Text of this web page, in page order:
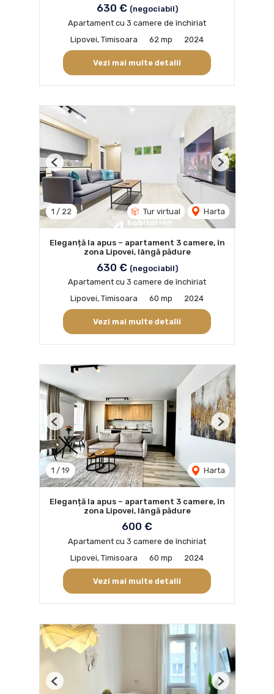
630 € (negociabil)
Apartament cu 3 camere de închiriat
Lipovei, Timisoara
62 mp 2024
Vezi mai multe detalii
1 / 22 Tur virtual Harta
Previous Next
Eleganță la apus – apartament 3 camere, în
zona Lipovei, lângă pădure
630 € (negociabil)
Apartament cu 3 camere de închiriat
Lipovei, Timisoara
60 mp 2024
Vezi mai multe detalii
1 / 19 Harta
Previous Next
Eleganță la apus – apartament 3 camere, în
zona Lipovei, lângă pădure
600 €
Apartament cu 3 camere de închiriat
Lipovei, Timisoara
60 mp 2024
Vezi mai multe detalii
Previous Next